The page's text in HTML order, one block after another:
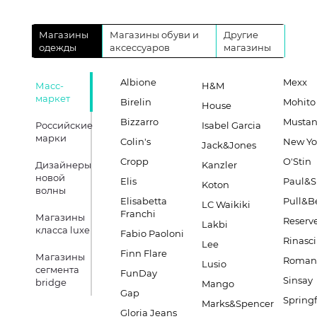
Магазины
одежды
Магазины обуви и
аксессуаров
Другие
магазины
Масс-
маркет
Российские
марки
Дизайнеры
новой
волны
Магазины
класса luxe
Магазины
сегмента
bridge
Albione
Birelin
Bizzarro
Colin's
Cropp
Elis
Elisabetta
Franchi
Fabio Paoloni
Finn Flare
FunDay
Gap
Gloria Jeans
H&M
House
Isabel Garcia
Jack&Jones
Kanzler
Koton
LC Waikiki
Lakbi
Lee
Lusio
Mango
Marks&Spencer
Mexx
Mohito
New
O'Stin
Sinsay